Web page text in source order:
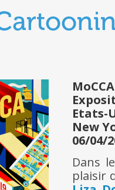
Etats-
New
06/04/
Dans
plaisir